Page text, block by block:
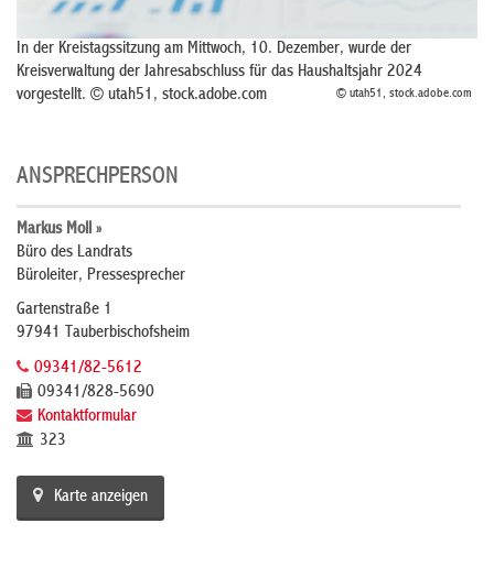
© utah51, stock.adobe.com
In der Kreistagssitzung am Mittwoch, 10. Dezember, wurde der
Kreisverwaltung der Jahresabschluss für das Haushaltsjahr 2024
vorgestellt. © utah51, stock.adobe.com
ANSPRECHPERSON
Markus Moll »
Büro des Landrats
Büroleiter, Pressesprecher
Gartenstraße 1
97941 Tauberbischofsheim
09341/82-5612
09341/828-5690
Kontaktformular
323
Karte anzeigen